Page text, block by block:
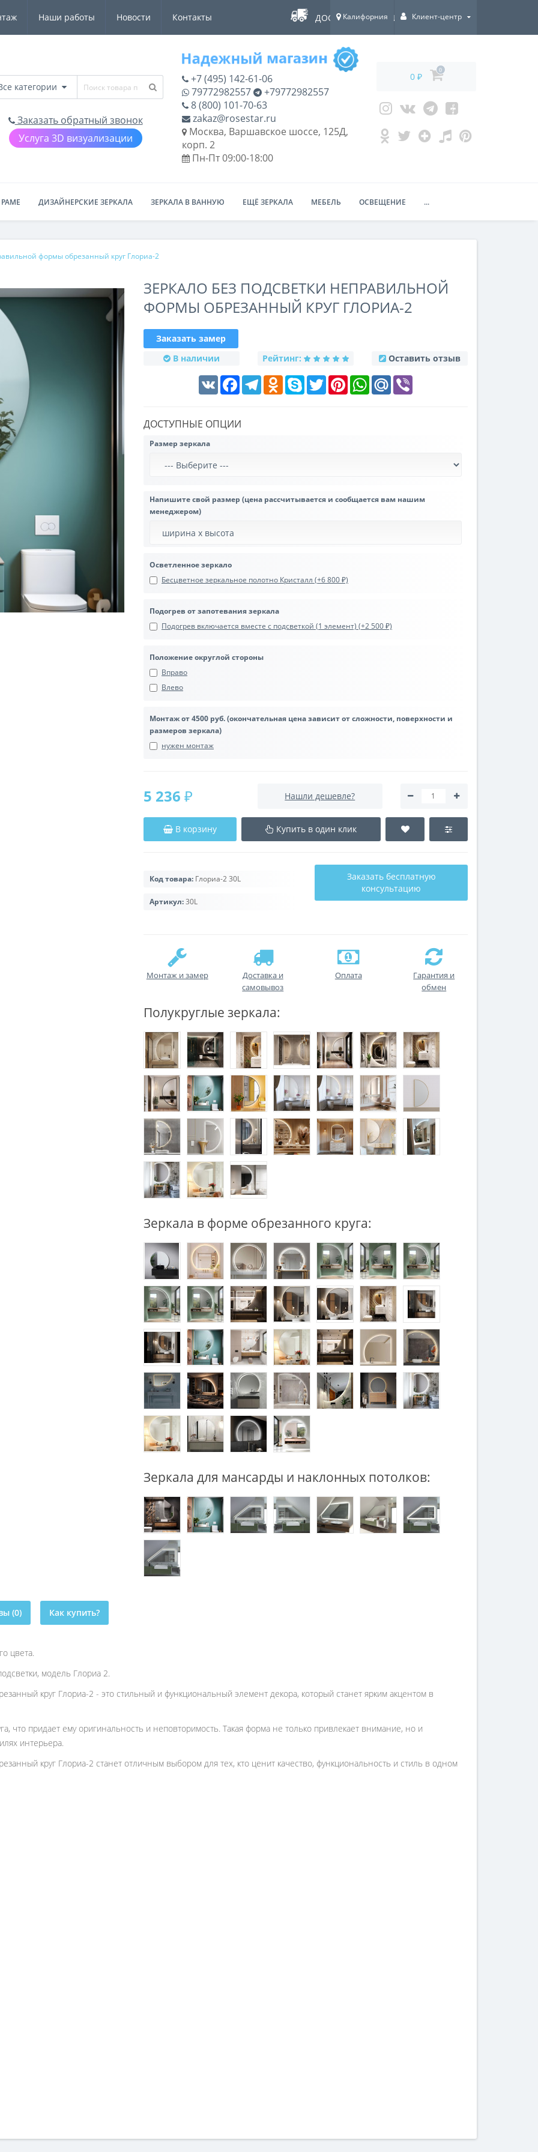
Наши работы Новости Контакты ДОСТАВКА ПО ВСЕЙ РОССИИ!
Калифорния Клиент-центр
категории
Заказать обратный звонок
Услуга 3D визуализации
+7 (495) 142-61-06
79772982557
+79772982557
8 (800) 101-70-63
zakaz@rosestar.ru
Москва, Варшавское шоссе, 125Д,
корп. 2
Пн-Пт 09:00-18:00
0 ₽
0
ДИЗАЙНЕРСКИЕ ЗЕРКАЛА ЗЕРКАЛА В ВАННУЮ ЕЩЁ ЗЕРКАЛА МЕБЕЛЬ ОСВЕЩЕНИЕ ...
формы обрезанный круг Глориа-2
ЗЕРКАЛО БЕЗ ПОДСВЕТКИ НЕПРАВИЛЬНОЙ
ФОРМЫ ОБРЕЗАННЫЙ КРУГ ГЛОРИА-2
Заказать замер
В наличии
Рейтинг: Оставить отзыв
VK FacebookTelegramOdnoklassniki
Skype Twitter PinterestWhatsAppMail.Ru
ДОСТУПНЫЕ ОПЦИИ
Размер зеркала
Напишите свой размер (цена рассчитывается и сообщается вам нашим
менеджером)
Осветленное зеркало
Бесцветное зеркальное полотно Кристалл (+6 800 ₽)
Подогрев от запотевания зеркала
Подогрев включается вместе с подсветкой (1 элемент) (+2 500 ₽)
Положение округлой стороны
Вправо
Влево
Монтаж от 4500 руб. (окончательная цена зависит от сложности, поверхности и
размеров зеркала)
нужен монтаж
5 236 ₽ Нашли дешевле?
В корзину Купить в один клик
Код товара: Глориа-2 30L
Артикул:30L
Заказать бесплатную
консультацию
Монтаж и замер
Доставка и
самовывоз
Оплата
Гарантия и
обмен
Полукруглые зеркала:
Зеркала в форме обрезанного круга:
Зеркала для мансарды и наклонных потолков:
(0) Как купить?
цвета.
модель Глориа 2.
круг Глориа-2 - это стильный и функциональный элемент декора, который станет ярким акцентом в
что придает ему оригинальность и неповторимость. Такая форма не только привлекает внимание, но и
интерьера.
круг Глориа-2 станет отличным выбором для тех, кто ценит качество, функциональность и стиль в одном